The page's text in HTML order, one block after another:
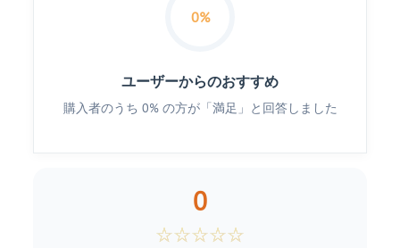
0%
ユーザーからのおすすめ
購入者のうち 0% の方が「満足」と回答しました
0
☆☆☆☆☆